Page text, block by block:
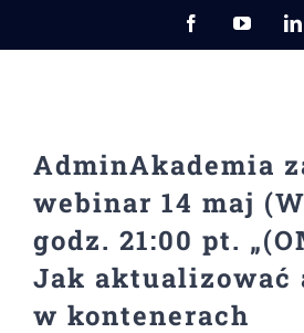
FacebookYouTube
AdminAkademia
webinar 14 maj
godz. 21:00 pt.
Jak aktualizować
w kontenerach